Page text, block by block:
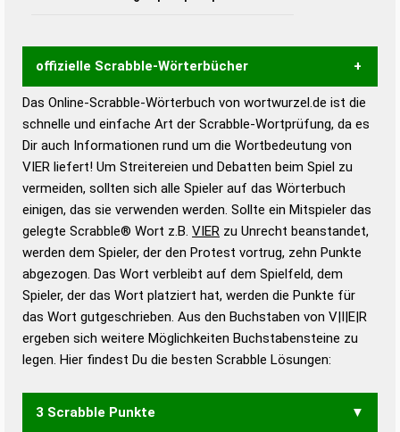
offizielle Scrabble-Wörterbücher
Wortwurzel liefert mit Hilfe eines semantischen
Wortanalyse-Algorithmus gute Anhaltspunkte zu
Wortbedeutung, Worttrennung und Wortform, um die
Gültigkeit eines Wortes für das Scrabble-Spiel zu
bestimmen!
zugelassene Turnier Scrabble-
Wörterbücher sind:
Duden – Standardwerk in 12 Bänden
Duden – Richtiges und gutes
Deutsch
Duden – Die deutsche Grammatik
Duden – Deutsches
Universalwörterbuch
Das Online-Scrabble-Wörterbuch von wortwurzel.de ist die
schnelle und einfache Art der Scrabble-Wortprüfung, da es
Dir auch Informationen rund um die Wortbedeutung von
VIER liefert! Um Streitereien und Debatten beim Spiel zu
vermeiden, sollten sich alle Spieler auf das Wörterbuch
einigen, das sie verwenden werden. Sollte ein Mitspieler das
gelegte Scrabble® Wort z.B. VIER zu Unrecht beanstandet,
werden dem Spieler, der den Protest vortrug, zehn Punkte
abgezogen. Das Wort verbleibt auf dem Spielfeld, dem
Spieler, der das Wort platziert hat, werden die Punkte für
das Wort gutgeschrieben. Aus den Buchstaben von V|I|E|R
ergeben sich weitere Möglichkeiten Buchstabensteine zu
legen. Hier findest Du die besten Scrabble Lösungen:
3 Scrabble Punkte